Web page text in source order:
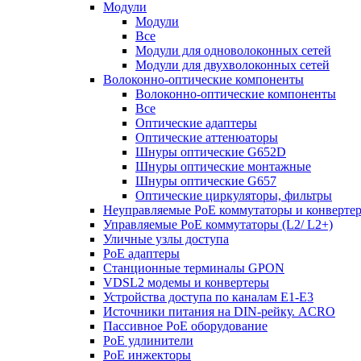
Модули
Модули
Все
Модули для одноволоконных сетей
Модули для двухволоконных сетей
Волоконно-оптические компоненты
Волоконно-оптические компоненты
Все
Оптические адаптеры
Оптические аттенюаторы
Шнуры оптические G652D
Шнуры оптические монтажные
Шнуры оптические G657
Оптические циркуляторы, фильтры
Неуправляемые PoE коммутаторы и
Управляемые PoE коммутаторы (L2/ L2+)
Уличные узлы доступа
PoE адаптеры
Станционные терминалы GPON
VDSL2 модемы и конвертеры
Устройства доступа по каналам E1-E3
Источники питания на DIN-рейку. ACRO
Пассивное PoE оборудование
PoE удлинители
PoE инжекторы